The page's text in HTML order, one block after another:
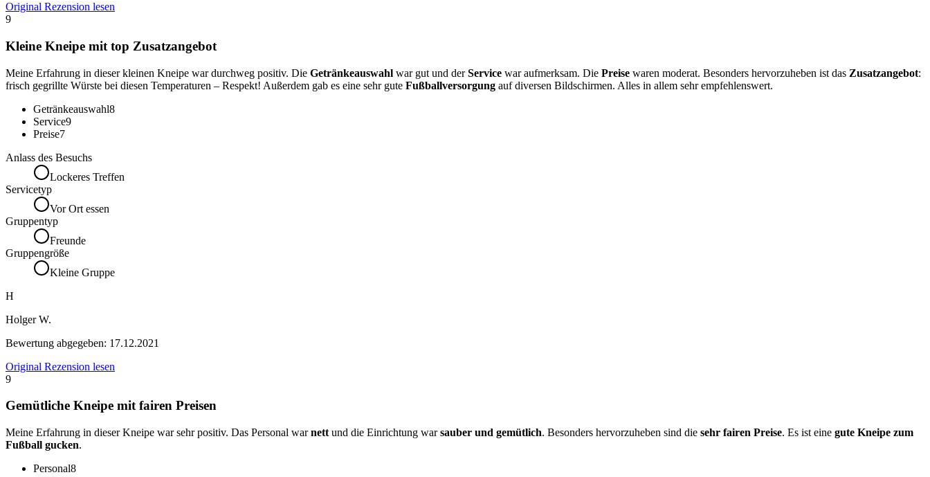
Original Rezension lesen
9
Kleine Kneipe mit top Zusatzangebot
Meine Erfahrung in dieser kleinen Kneipe war durchweg positiv. Die Getränkeauswahl war gut und derService war aufmerksam. Die Preise waren moderat. Besonders hervorzuheben ist das Zusatzangebot:
frisch gegrillte Würste bei diesen Temperaturen – Respekt! Außerdem gab es eine sehr gute Fußballversorgung auf diversen Bildschirmen. Alles in allem sehr empfehlenswert.
Getränkeauswahl8
Service9
Preise7
Anlass des Besuchs
Lockeres Treffen
Servicetyp
Vor Ort essen
Gruppentyp
Freunde
Gruppengröße
Kleine Gruppe
H
Holger W.
Bewertung abgegeben: 17.12.2021
Original Rezension lesen
9
Gemütliche Kneipe mit fairen Preisen
Meine Erfahrung in dieser Kneipe war sehr positiv. Das Personal warnett und die Einrichtung warsauber und gemütlich. Besonders hervorzuheben sind die sehr fairen Preise. Es ist eine gute Kneipe zum
Fußball gucken.
Personal8